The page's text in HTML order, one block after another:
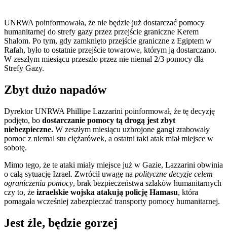
UNRWA poinformowała, że nie będzie już dostarczać pomocy
humanitarnej do strefy gazy przez przejście graniczne Kerem
Shalom. Po tym, gdy zamknięto przejście graniczne z Egiptem w
Rafah, było to ostatnie przejście towarowe, którym ją dostarczano.
W zeszłym miesiącu przeszło przez nie niemal 2/3 pomocy dla
Strefy Gazy.
Zbyt dużo napadów
Dyrektor UNRWA Phillipe Lazzarini poinformował, że tę decyzję
podjęto, bo dostarczanie pomocy tą drogą jest zbyt
niebezpieczne. W zeszłym miesiącu uzbrojone gangi zrabowały
pomoc z niemal stu ciężarówek, a ostatni taki atak miał miejsce w
sobotę.
Mimo tego, że te ataki miały miejsce już w Gazie, Lazzarini obwinia
o całą sytuację Izrael. Zwrócił uwagę na polityczne decyzje celem
ograniczenia pomocy, brak bezpieczeństwa szlaków humanitarnych
czy to, że izraelskie wojska atakują policję Hamasu, która
pomagała wcześniej zabezpieczać transporty pomocy humanitarnej.
Jest źle, będzie gorzej